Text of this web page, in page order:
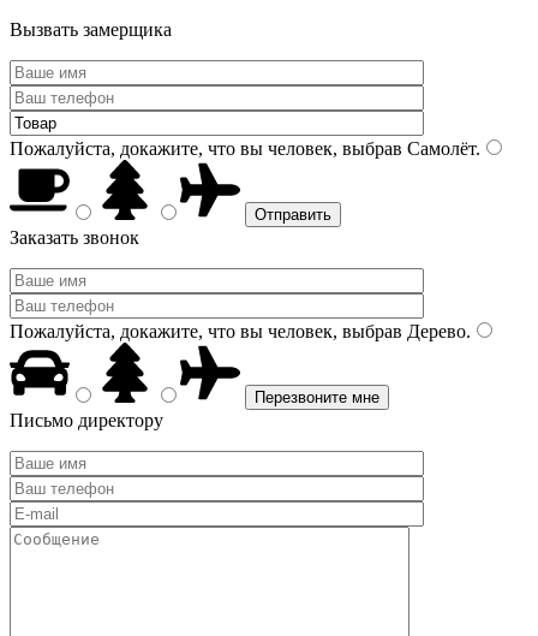
Вызвать замерщика
Пожалуйста, докажите, что вы человек, выбрав Самолёт.
Заказать звонок
Пожалуйста, докажите, что вы человек, выбрав Дерево.
Письмо директору